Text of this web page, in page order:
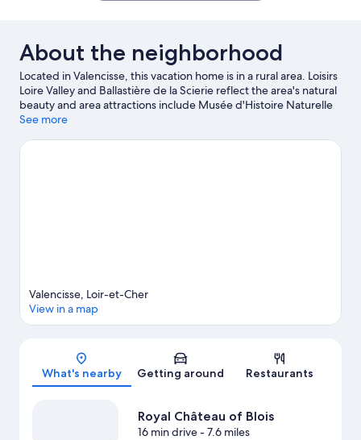
About the neighborhood
Located in Valencisse, this vacation home is in a rural area. Loisirs
Loire Valley and Ballastière de la Scierie reflect the area's natural
beauty and area attractions include Musée d'Histoire Naturelle
and Les P’tits Clous. International Garden Festival of Chaumont-
visiting. Discover the area's water adventures with motor
See more
Map
Valencisse, Loir-et-Cher
View in a map
What's nearby Getting around Restaurants
Royal Château of Blois
16 min drive- 7.6 miles